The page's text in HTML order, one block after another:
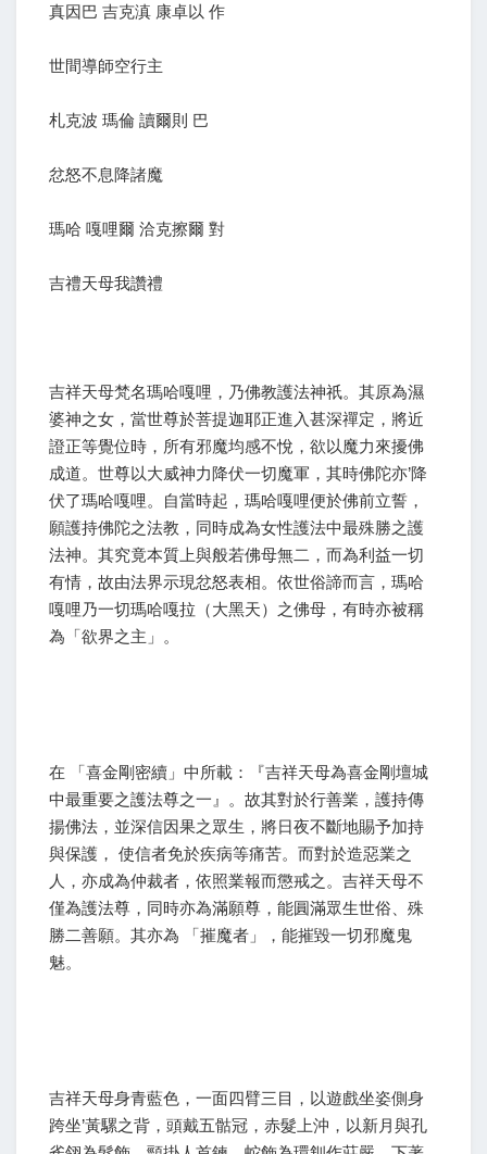
真因巴 吉克滇 康卓以 作
世間導師空行主
札克波 瑪倫 讀爾則 巴
忿怒不息降諸魔
瑪哈 嘎哩爾 洽克擦爾 對
吉禮天母我讚禮
吉祥天母梵名瑪哈嘎哩，乃佛教護法神祇。其原為濕
婆神之女，當世尊於菩提迦耶正進入甚深禪定，將近
證正等覺位時，所有邪魔均感不悅，欲以魔力來擾佛
成道。世尊以大威神力降伏一切魔軍，其時佛陀亦’降
伏了瑪哈嘎哩。自當時起，瑪哈嘎哩便於佛前立誓，
願護持佛陀之法教，同時成為女性護法中最殊勝之護
法神。其究竟本質上與般若佛母無二，而為利益一切
有情，故由法界示現忿怒表相。依世俗諦而言，瑪哈
嘎哩乃一切瑪哈嘎拉（大黑天）之佛母，有時亦被稱
為「欲界之主」。
在 「喜金剛密續」中所載：『吉祥天母為喜金剛壇城
中最重要之護法尊之一』。故其對於行善業，護持傳
揚佛法，並深信因果之眾生，將日夜不斷地賜予加持
與保護， 使信者免於疾病等痛苦。而對於造惡業之
人，亦成為仲裁者，依照業報而懲戒之。吉祥天母不
僅為護法尊，同時亦為滿願尊，能圓滿眾生世俗、殊
勝二善願。其亦為 「摧魔者」，能摧毀一切邪魔鬼
魅。
吉祥天母身青藍色，一面四臂三目，以遊戲坐姿側身
跨坐’黃騾之背，頭戴五骷冠，赤髮上沖，以新月與孔